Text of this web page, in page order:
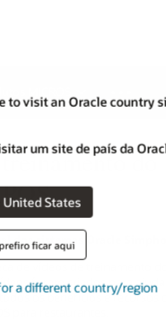
to visit an Oracle country
um site de país da
States
ficar aqui
a different country/region
do
dos sistemas Oracle
de vídeos de treinamento do
foram criados para ajudar
os benefícios e recursos
para restaurantes.